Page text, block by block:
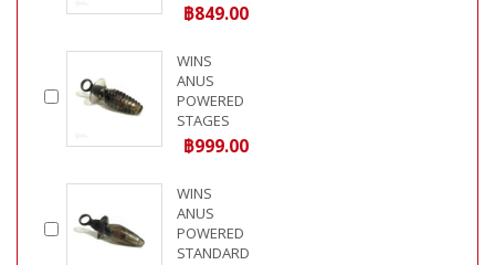
฿849.00
WINS
ANUS
POWERED
STAGES
฿999.00
WINS
ANUS
POWERED
STANDARD